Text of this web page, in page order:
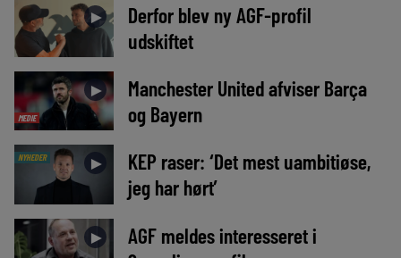
►
Derfor blev ny AGF-profil
udskiftet
MEDIE
►
Manchester United afviser Barça
og Bayern
NYHEDER ►
KEP raser: ‘Det mest uambitiøse,
jeg har hørt’
►
AGF meldes interesseret i